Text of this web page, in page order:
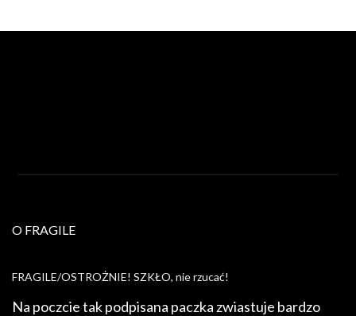
O FRAGILE
FRAGILE/OSTROŻNIE! SZKŁO, nie rzucać!
Na poczcie tak podpisana paczka zwiastuje bardzo